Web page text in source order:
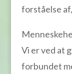
forståelse
Vi er ved at
forbundet